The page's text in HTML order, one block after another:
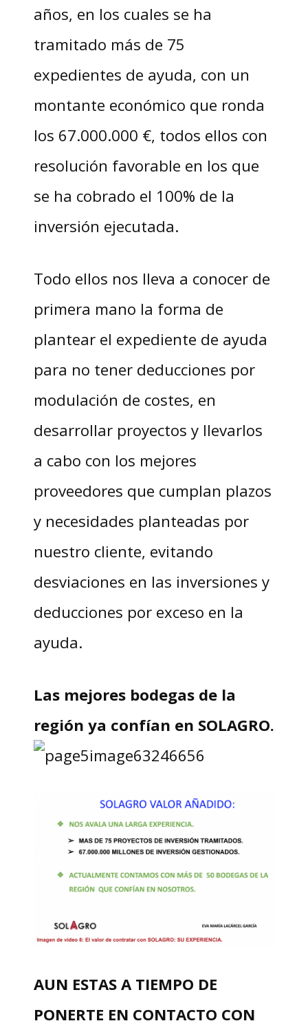
años, en los cuales se ha
tramitado más de 75
expedientes de ayuda, con un
montante económico que ronda
los 67.000.000 €, todos ellos con
resolución favorable en los que
se ha cobrado el 100% de la
inversión ejecutada.
Todo ellos nos lleva a conocer de
primera mano la forma de
plantear el expediente de ayuda
para no tener deducciones por
modulación de costes, en
desarrollar proyectos y llevarlos
a cabo con los mejores
proveedores que cumplan plazos
y necesidades planteadas por
nuestro cliente, evitando
desviaciones en las inversiones y
deducciones por exceso en la
ayuda.
Las mejores bodegas de la
región ya confían en SOLAGRO.
AUN ESTAS A TIEMPO DE
PONERTE EN CONTACTO CON